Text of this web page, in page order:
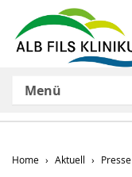
Menü
Home Aktuell Presse